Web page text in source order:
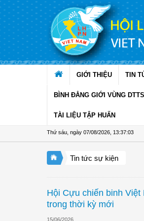
Truy cập nội dung luôn
GIỚI THIỆU TIN
BÌNH ĐẲNG GIỚI VÙNG
TÀI LIỆU TẬP HUẤN
Thứ sáu, ngày 07/08/2026 13:37:04
Hội LHPN xã Ninh Quới,
Tin tức sự kiện
Hội Cựu chiến binh
trong thời kỳ mới
15/06/2026